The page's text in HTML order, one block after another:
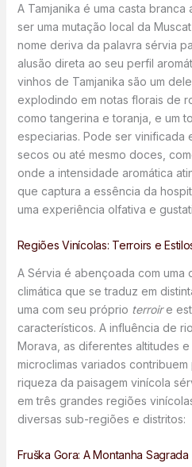
A Tamjanika é uma casta
ser uma mutação local da
nome deriva da palavra sérvia
alusão direta ao seu perfil
vinhos de Tamjanika são um
explodindo em notas florais de
como tangerina e toranja, e um
especiarias. Pode ser vinificada
secos ou até mesmo doces,
onde a intensidade aromática
que captura a essência da
uma experiência olfativa e
Regiões Vinícolas: Terroirs e
A Sérvia é abençoada com
climática que se traduz em
uma com seu próprio terroire
característicos. A influência de
Morava, as diferentes altitudes
microclimas variados
riqueza da paisagem vinícola
em três grandes regiões
diversas sub-regiões e distritos:
Fruška Gora: A Montanha